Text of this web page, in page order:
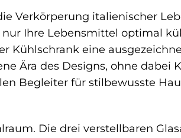
Verkörperung italienischer
Ihre Lebensmittel optimal
Kühlschrank eine
Ära des Designs, ohne dabei
Begleiter für stilbewusste
Die drei verstellbaren